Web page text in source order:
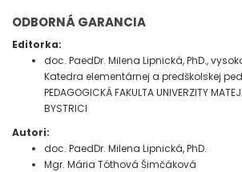
ODBORNÁ GARANCIA
Editorka:
doc. PaedDr. Milena Lipnická, PhD.,
Katedra elementárnej a predškolskej
PEDAGOGICKÁ FAKULTA UNIVERZITY
BYSTRICI
Autori:
doc. PaedDr. Milena Lipnická, PhD.
Mgr. Mária Tóthová Šimčáková